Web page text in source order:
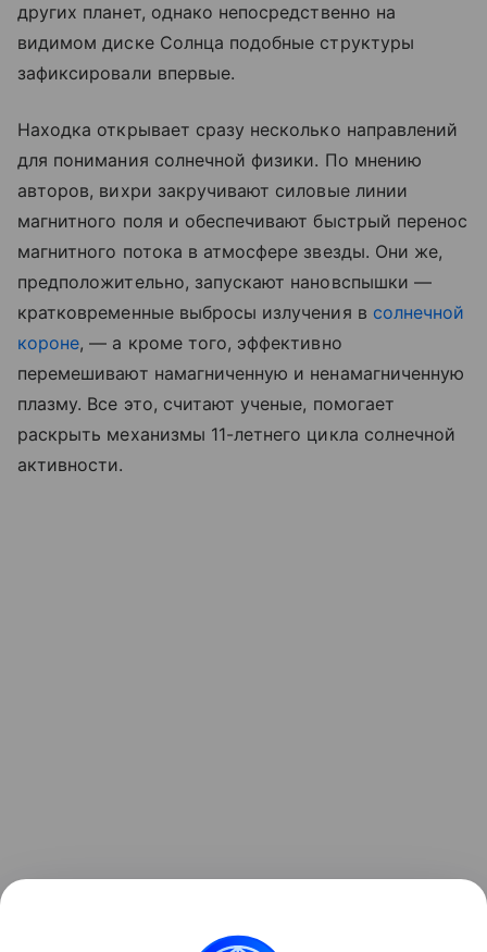
других планет, однако непосредственно на
видимом диске Солнца подобные структуры
зафиксировали впервые.
Находка открывает сразу несколько направлений
для понимания солнечной физики. По мнению
авторов, вихри закручивают силовые линии
магнитного поля и обеспечивают быстрый перенос
магнитного потока в атмосфере звезды. Они же,
предположительно, запускают нановспышки —
кратковременные выбросы излучения в солнечной
короне, — а кроме того, эффективно
перемешивают намагниченную и ненамагниченную
плазму. Все это, считают ученые, помогает
раскрыть механизмы 11-летнего цикла солнечной
активности.